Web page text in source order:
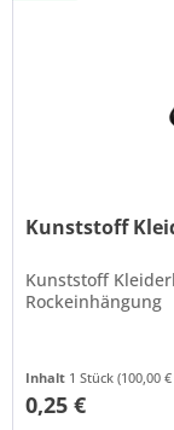
Kunststoff
Kunststoff
Rockeinhängung
Inhalt 1 Stück(100,00
0,25 €